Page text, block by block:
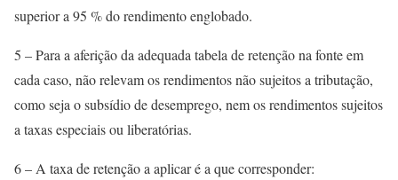
superior a 95 % do rendimento englobado.
5 – Para a aferição da adequada tabela de retenção na fonte em
cada caso, não relevam os rendimentos não sujeitos a tributação,
como seja o subsídio de desemprego, nem os rendimentos sujeitos
a taxas especiais ou liberatórias.
6 – A taxa de retenção a aplicar é a que corresponder: